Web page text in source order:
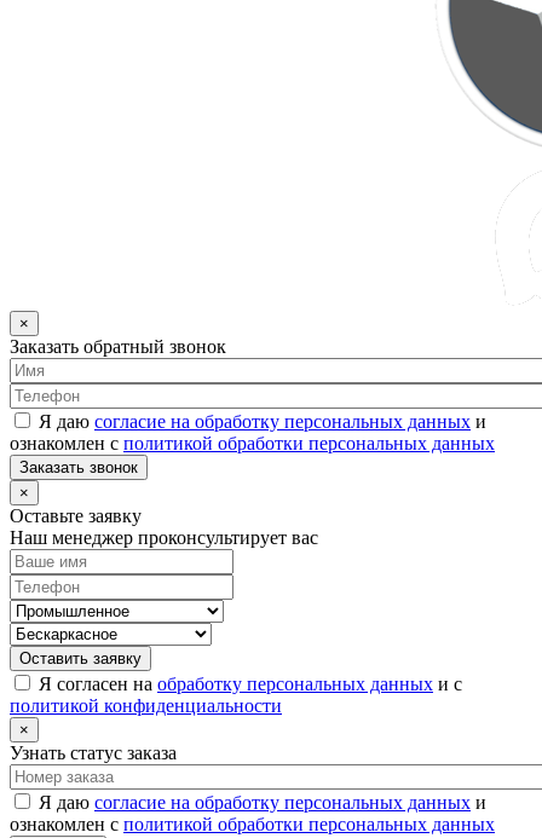
×
Заказать обратный звонок
Я даю согласие на обработку персональных данных и
ознакомлен с политикой обработки персональных данных
Заказать звонок
×
Оставьте заявку
Наш менеджер проконсультирует вас
Оставить заявку
Я согласен на обработку персональных данных и с
политикой конфиденциальности
×
Узнать статус заказа
Я даю согласие на обработку персональных данных и
ознакомлен с политикой обработки персональных данных